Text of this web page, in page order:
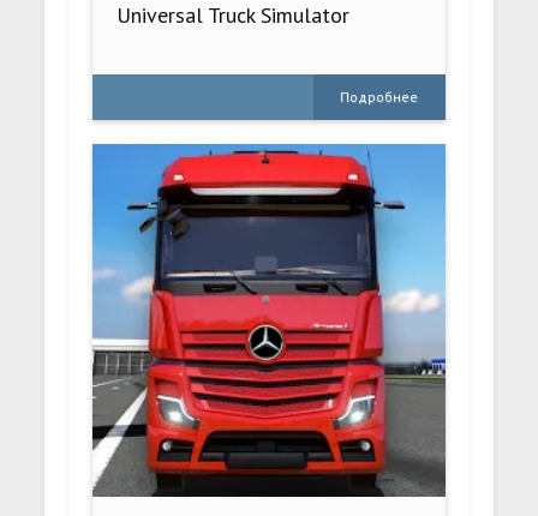
Universal Truck Simulator
Подробнее